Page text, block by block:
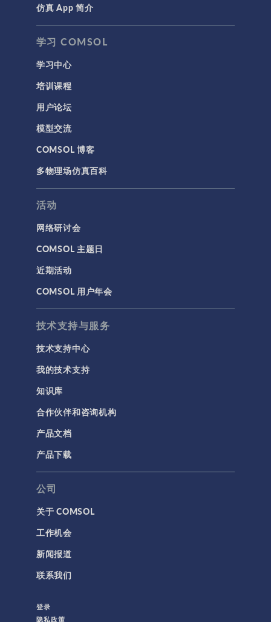
仿真 App 简介
学习 COMSOL
学习中心
培训课程
用户论坛
模型交流
COMSOL 博客
多物理场仿真百科
活动
网络研讨会
COMSOL 主题日
近期活动
COMSOL 用户年会
技术支持与服务
技术支持中心
我的技术支持
知识库
合作伙伴和咨询机构
产品文档
产品下载
公司
关于 COMSOL
工作机会
新闻报道
联系我们
登录
隐私政策